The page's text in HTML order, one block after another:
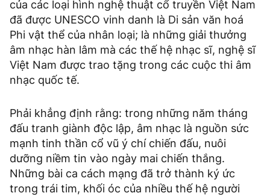
của các loại hình nghệ thuật cổ truyền Việt Nam
đã được UNESCO vinh danh là Di sản văn hoá
Phi vật thể của nhân loại; là những giải thưởng
âm nhạc hàn lâm mà các thế hệ nhạc sĩ, nghệ sĩ
Việt Nam được trao tặng trong các cuộc thi âm
nhạc quốc tế.
Phải khẳng định rằng: trong những năm tháng
đấu tranh giành độc lập, âm nhạc là nguồn sức
mạnh tinh thần cổ vũ ý chí chiến đấu, nuôi
dưỡng niềm tin vào ngày mai chiến thắng.
Những bài ca cách mạng đã trở thành ký ức
trong trái tim, khối óc của nhiều thế hệ người